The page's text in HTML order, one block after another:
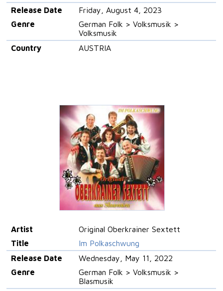
Release Date
Friday, August 4, 2023
Genre
German Folk > Volksmusik >
Volksmusik
Country
AUSTRIA
Artist
Original Oberkrainer Sextett
Title
Im Polkaschwung
Release Date
Wednesday, May 11, 2022
Genre
German Folk > Volksmusik >
Blasmusik